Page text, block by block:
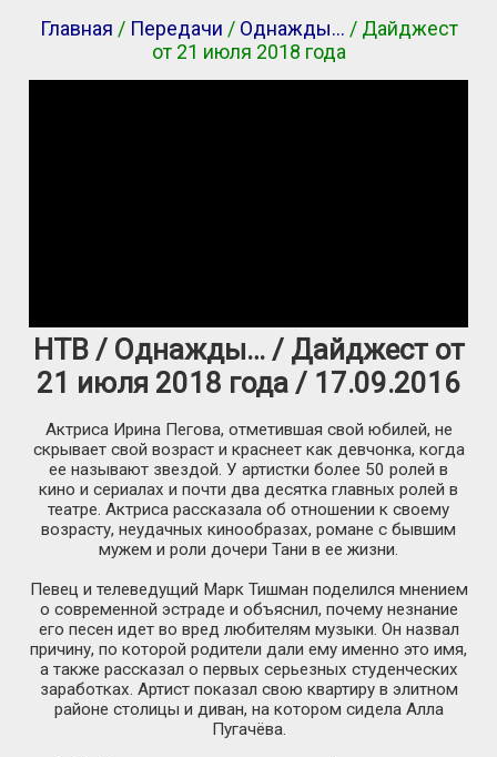
Главная / Передачи / Однажды… / Дайджест
от 21 июля 2018 года
НТВ / Однажды… / Дайджест от
21 июля 2018 года / 17.09.2016
Актриса Ирина Пегова, отметившая свой юбилей, не
скрывает свой возраст и краснеет как девчонка, когда
ее называют звездой. У артистки более 50 ролей в
кино и сериалах и почти два десятка главных ролей в
театре. Актриса рассказала об отношении к своему
возрасту, неудачных кинообразах, романе с бывшим
мужем и роли дочери Тани в ее жизни.
Певец и телеведущий Марк Тишман поделился мнением
о современной эстраде и объяснил, почему незнание
его песен идет во вред любителям музыки. Он назвал
причину, по которой родители дали ему именно это имя,
а также рассказал о первых серьезных студенческих
заработках. Артист показал свою квартиру в элитном
районе столицы и диван, на котором сидела Алла
Пугачёва.